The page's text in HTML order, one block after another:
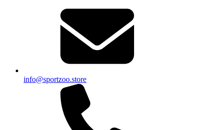
info@sportzoo.store